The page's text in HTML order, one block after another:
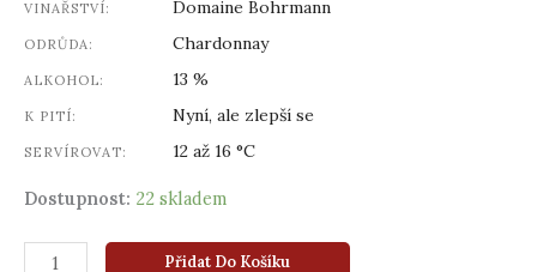
VINAŘSTVÍ: Domaine Bohrmann
ODRŮDA: Chardonnay
ALKOHOL: 13 %
K PITÍ: Nyní, ale zlepší se
SERVÍROVAT: 12 až 16 °C
Dostupnost: 22 skladem
Přidat Do Košíku